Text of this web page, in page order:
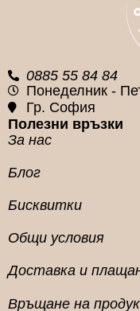
0885 55 84 84
Понеделник -
Гр. София
Полезни връзки
За нас
Блог
Бисквитки
Общи условия
Доставка и
Връщане на